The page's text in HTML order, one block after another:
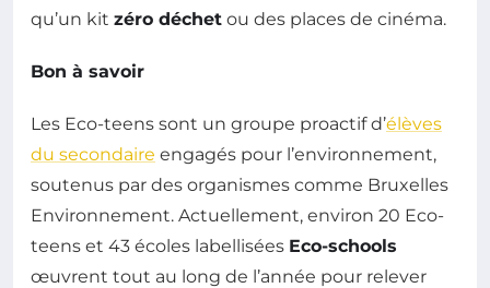
qu’un kit zéro déchet ou des places de cinéma.
Bon à savoir
Les Eco-teens sont un groupe proactif d’élèves
du secondaire engagés pour l’environnement,
soutenus par des organismes comme Bruxelles
Environnement. Actuellement, environ 20 Eco-
teens et 43 écoles labellisées Eco-schools
œuvrent tout au long de l’année pour relever